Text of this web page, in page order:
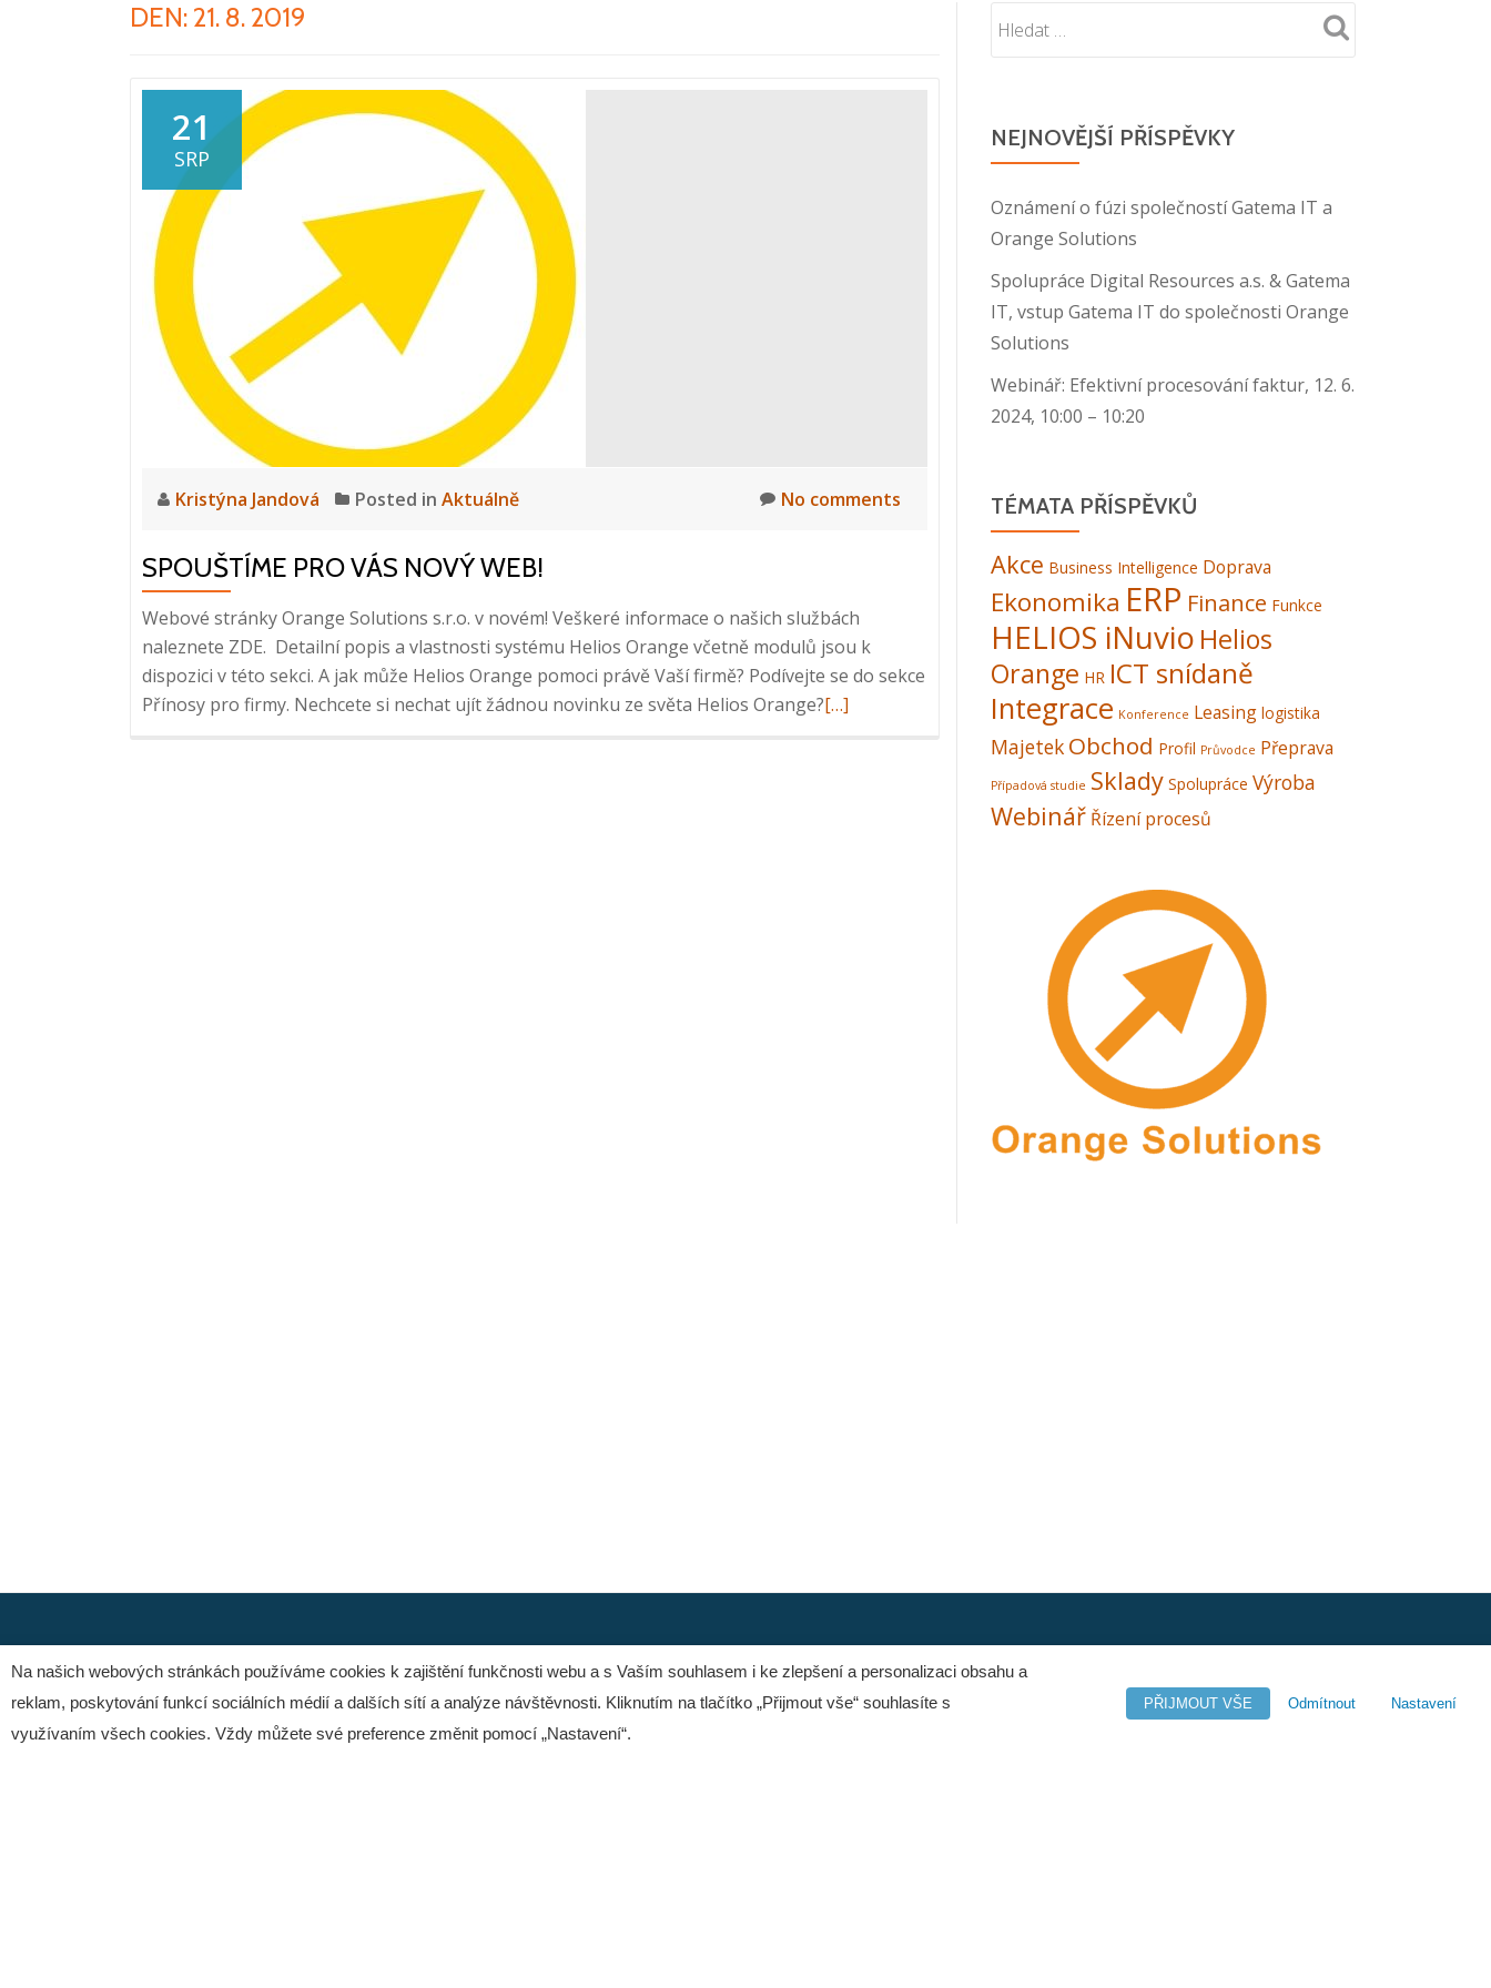
DEN: 21. 8. 2019
21
SRP
Kristýna Jandová Posted in Aktuálně No comments
SPOUŠTÍME PRO VÁS NOVÝ WEB!
Webové stránky Orange Solutions s.r.o. v novém! Veškeré informace o našich službách
naleznete ZDE. Detailní popis a vlastnosti systému Helios Orange včetně modulů jsou k
dispozici v této sekci. A jak může Helios Orange pomoci právě Vaší firmě? Podívejte se do sekce
Přínosy pro firmy. Nechcete si nechat ujít žádnou novinku ze světa Helios Orange?Read
[…]
NEJNOVĚJŠÍ PŘÍSPĚVKY
Oznámení o fúzi společností Gatema IT a
Orange Solutions
Spolupráce Digital Resources a.s. & Gatema
IT, vstup Gatema IT do společnosti Orange
Solutions
Webinář: Efektivní procesování faktur, 12. 6.
2024, 10:00 – 10:20
TÉMATA PŘÍSPĚVKŮ
Akce Business Intelligence Doprava
Ekonomika ERP Finance Funkce
HELIOS iNuvio Helios
Orange HR ICT snídaně
Integrace Konference Leasing logistika
Majetek Obchod Profil Průvodce Přeprava
Případová studie Sklady Spolupráce Výroba
Webinář Řízení procesů
Copyright © Orange Solutions s.r.o.
Secondary
Menu
Mateřská společnostDigital
Řízení firemních procesů a CRM:
Na našich webových stránkách používáme cookies k zajištění funkčnosti webu a s Vaším souhlasem i ke zlepšení a personalizaci obsahu a
reklam, poskytování funkcí sociálních médií a dalších sítí a analýze návštěvnosti. Kliknutím na tlačítko „Přijmout vše“ souhlasíte s
využívaním všech cookies. Vždy můžete své preference změnit pomocí „Nastavení“.
PŘIJMOUT VŠE Odmítnout Nastavení